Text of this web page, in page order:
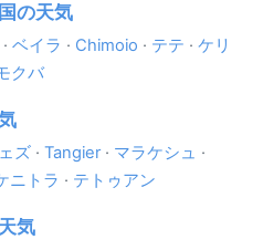
の天気
· ベイラ · Chimoio · テテ · ケリ
クバ
ズ · Tangier· マラケシュ ·
ニトラ · テトゥアン
気